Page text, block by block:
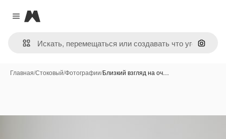
Close menu
Magnific
Поиск
Главная/Стоковый/Фотографии/Близкий взгляд на оч…